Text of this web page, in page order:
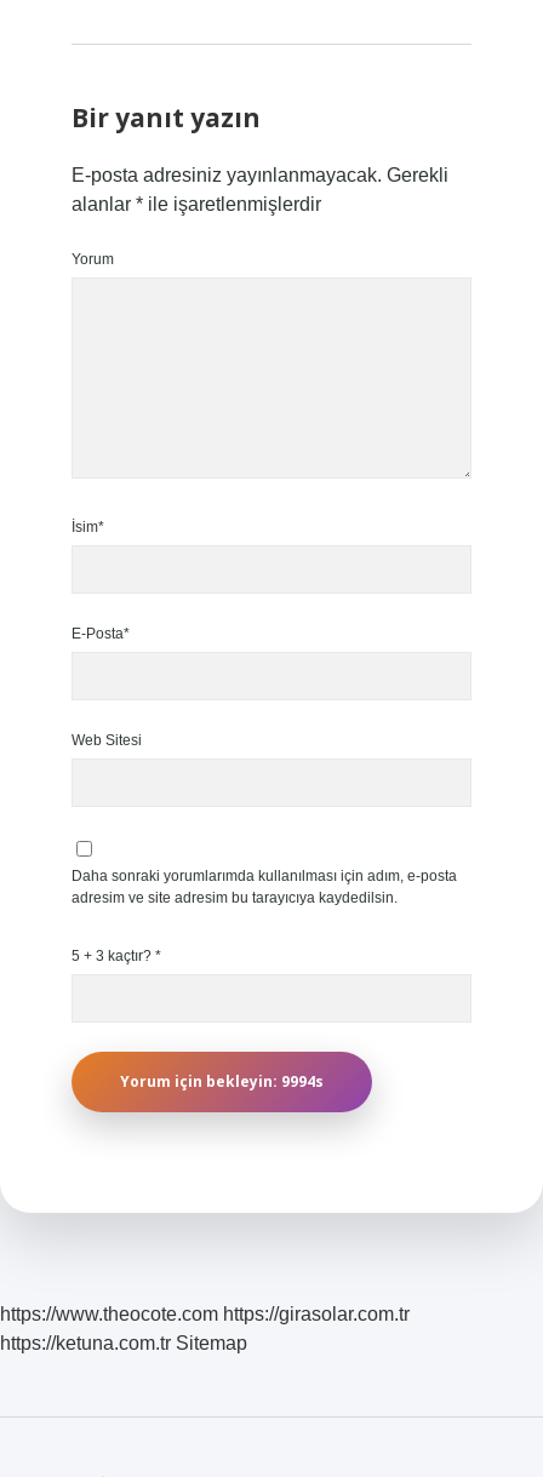
Bir yanıt yazın
E-posta adresiniz yayınlanmayacak. Gerekli
alanlar *ile işaretlenmişlerdir
Yorum
İsim*
E-Posta*
Web Sitesi
Daha sonraki yorumlarımda kullanılması için adım, e-posta
adresim ve site adresim bu tarayıcıya kaydedilsin.
5 + 3 kaçtır? *
https://www.theocote.com https://girasolar.com.tr
https://ketuna.com.tr Sitemap